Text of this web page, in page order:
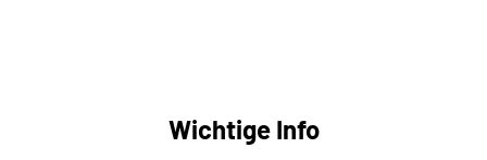
Wichtige Info